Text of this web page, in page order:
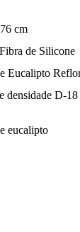
cm
de Silicone
Eucalipto
densidade D-
eucalipto